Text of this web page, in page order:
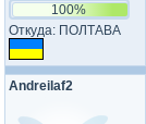
100%
Откуда: ПОЛТАВА
Andreilaf2